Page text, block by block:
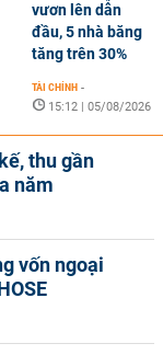
vươn lên dẫn
đầu, 5 nhà băng
tăng trên 30%
TÀI CHÍNH -
15:12 | 05/08/2026
thu gần
năm
vốn ngoại